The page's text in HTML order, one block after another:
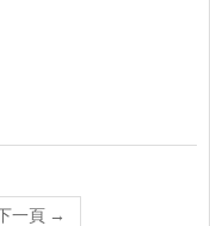
一頁 →